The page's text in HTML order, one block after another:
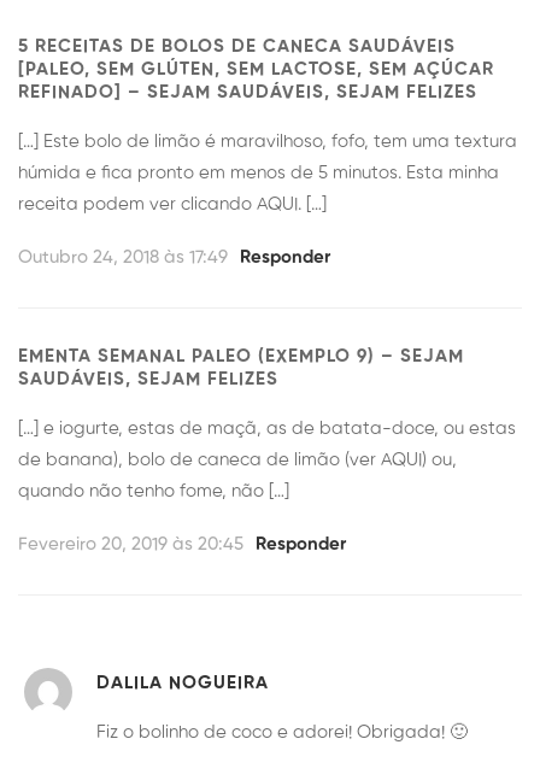
5 RECEITAS DE BOLOS DE CANECA SAUDÁVEIS
[PALEO, SEM GLÚTEN, SEM LACTOSE, SEM AÇÚCAR
REFINADO] – SEJAM SAUDÁVEIS, SEJAM FELIZES
[…] Este bolo de limão é maravilhoso, fofo, tem uma textura
húmida e fica pronto em menos de 5 minutos. Esta minha
receita podem ver clicando AQUI. […]
Outubro 24, 2018 às 17:49 Responder
EMENTA SEMANAL PALEO (EXEMPLO 9) – SEJAM
SAUDÁVEIS, SEJAM FELIZES
[…] e iogurte, estas de maçã, as de batata-doce, ou estas
de banana), bolo de caneca de limão (ver AQUI) ou,
quando não tenho fome, não […]
Fevereiro 20, 2019 às 20:45 Responder
DALILA NOGUEIRA
Fiz o bolinho de coco e adorei! Obrigada! 🙂